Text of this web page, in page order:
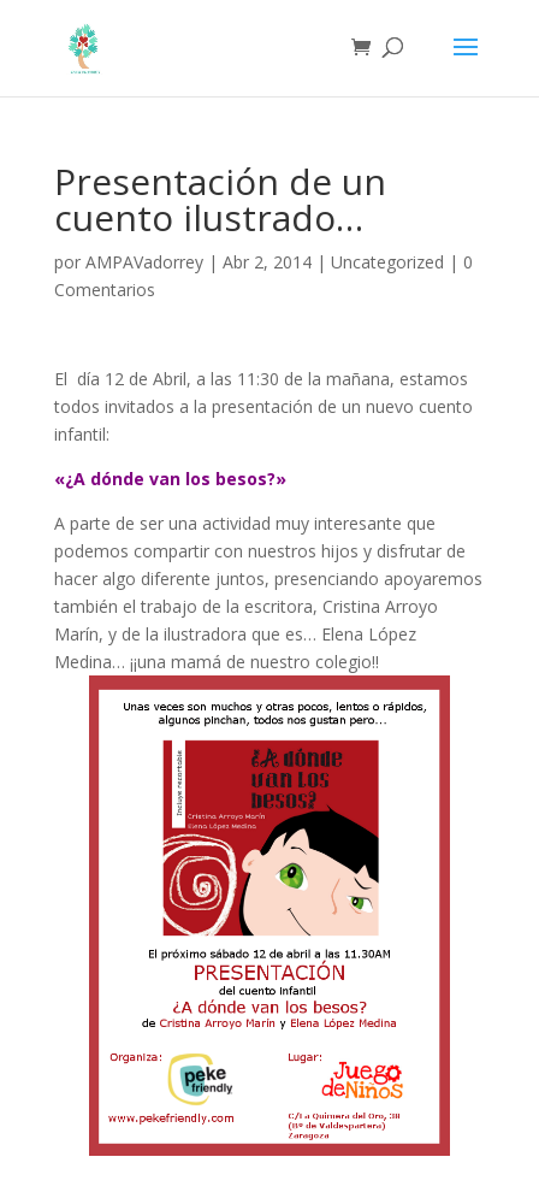
Presentación de un
cuento ilustrado…
por AMPAVadorrey| Abr 2, 2014| Uncategorized | 0
Comentarios
El día 12 de Abril, a las 11:30 de la mañana, estamos
todos invitados a la presentación de un nuevo cuento
infantil:
«¿A dónde van los besos?»
A parte de ser una actividad muy interesante que
podemos compartir con nuestros hijos y disfrutar de
hacer algo diferente juntos, presenciando apoyaremos
también el trabajo de la escritora, Cristina Arroyo
Marín, y de la ilustradora que es… Elena López
Medina… ¡¡una mamá de nuestro colegio!!